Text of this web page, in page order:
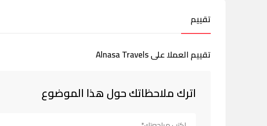
تقييم
تقييم العملا على Alnasa Travels
اترك ملاحظاتك حول هذا الموضوع